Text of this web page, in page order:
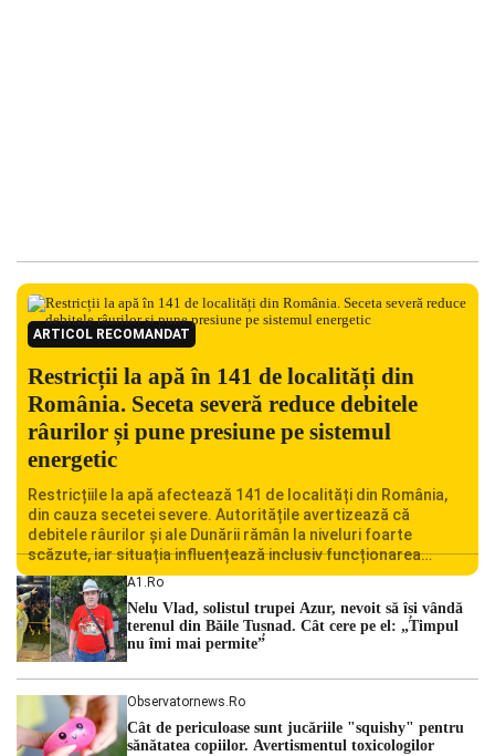
ARTICOL RECOMANDAT
Restricții la apă în 141 de localități din
România. Seceta severă reduce debitele
râurilor și pune presiune pe sistemul
energetic
Restricțiile la apă afectează 141 de localități din România,
din cauza secetei severe. Autoritățile avertizează că
debitele râurilor și ale Dunării rămân la niveluri foarte
scăzute, iar situația influențează inclusiv funcționarea
Centralei Nucleare de la Cernavodă. România se confruntă
cu una dintre cele mai dificile perioade din punct de vedere
hidrologic din ultimii ani. Lipsa […]
A1.ro
Nelu Vlad, solistul trupei Azur, nevoit să își vândă
terenul din Băile Tușnad. Cât cere pe el: „Timpul
nu îmi mai permite”
Observatornews.ro
Cât de periculoase sunt jucăriile "squishy" pentru
sănătatea copiilor. Avertismentul toxicologilor